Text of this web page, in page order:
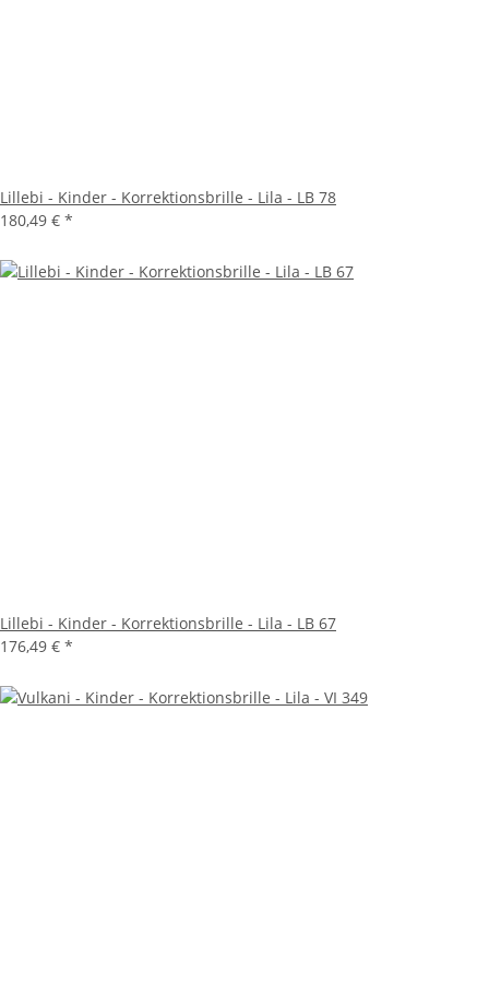
Lillebi - Kinder - Korrektionsbrille - Lila - LB 78
180,49 € *
Lillebi - Kinder - Korrektionsbrille - Lila - LB 67
176,49 € *